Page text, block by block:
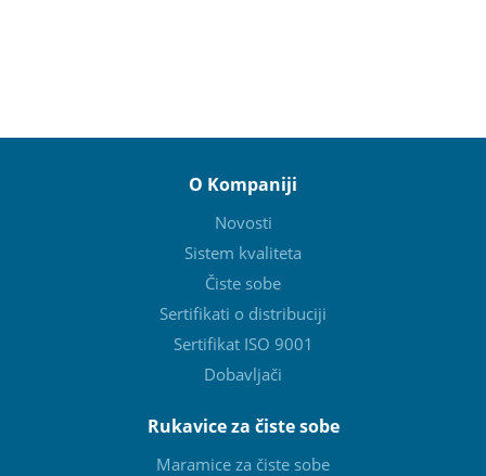
O Kompaniji
Novosti
Sistem kvaliteta
Čiste sobe
Sertifikati o distribuciji
Sertifikat ISO 9001
Dobavljači
Rukavice za čiste sobe
Maramice za čiste sobe